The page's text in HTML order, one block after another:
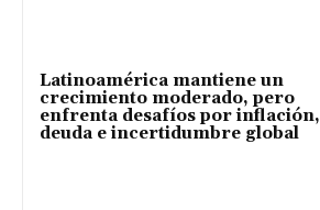
Latinoamérica mantiene un
crecimiento moderado, pero
enfrenta desafíos por inflación,
deuda e incertidumbre global